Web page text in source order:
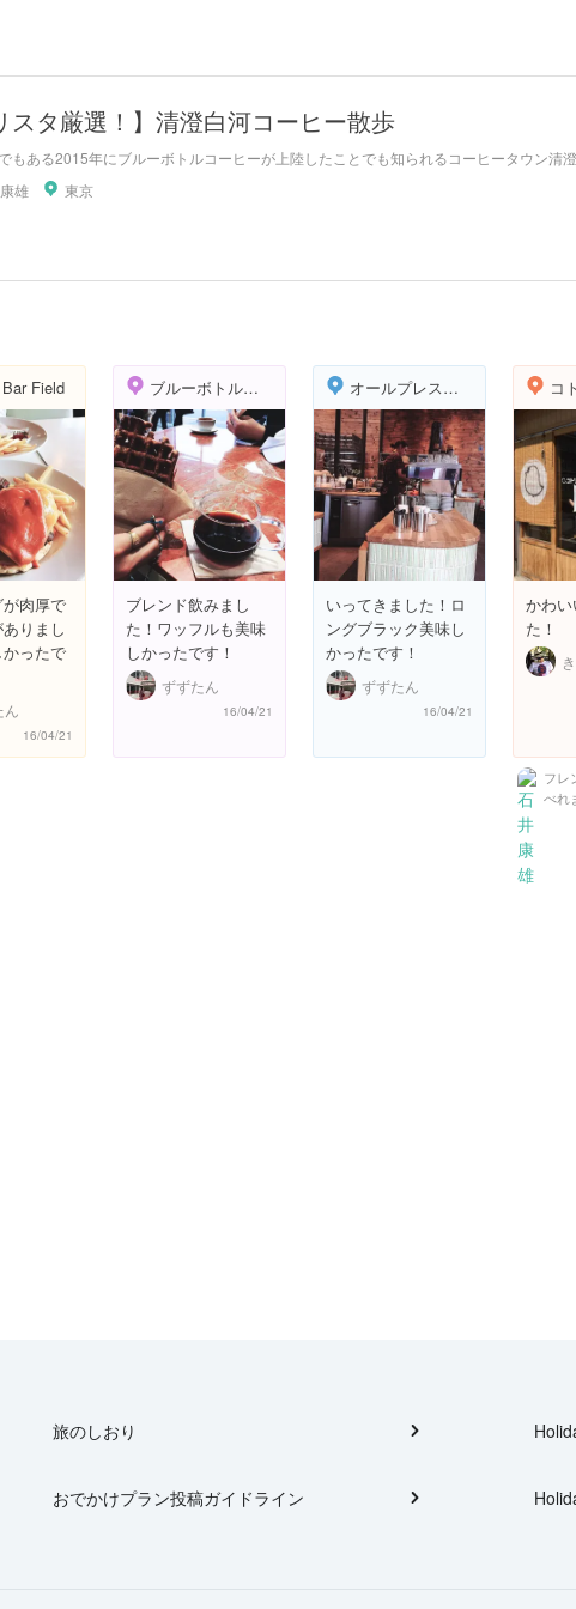
スタ厳選！】清澄白河コーヒー散歩
もある2015年にブルーボトルコーヒーが上陸したことでも知られるコーヒータウン清
雄
東京
Field
肉厚で
りまし
ったで
ん
16/04/21
ブルーボトルコーヒー（Blue Bottle Coffee）清澄白河店
ブレンド飲みまし
た！ワッフルも美味
しかったです！
ずずたん
16/04/21
オールプレス・エスプレッソ 東京ロースタリー＆カフェ
いってきました！ロ
ングブラック美味し
かったです！
ずずたん
16/04/21
コ
かわ
た！
フレ
べれ
旅のしおり
おでかけプラン投稿ガイドライン